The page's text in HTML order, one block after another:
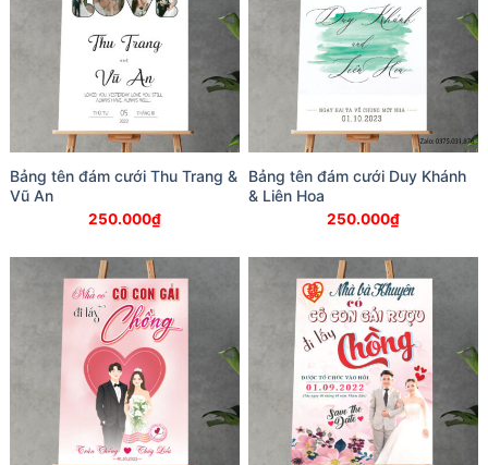
Bảng tên đám cưới Thu Trang &
Vũ An
250.000₫
Bảng tên đám cưới Duy Khánh
& Liên Hoa
250.000₫